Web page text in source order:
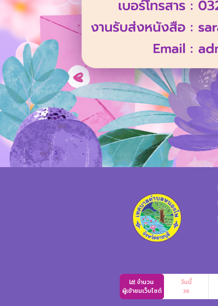
จำนวน
ผู้เข้าชมเว็บไซต์
วันนี้
36